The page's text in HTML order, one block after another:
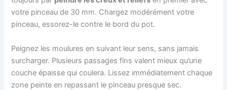
votre pinceau de 30 mm. Chargez modérément votre
pinceau, essorez-le contre le bord du pot.
Peignez les moulures en suivant leur sens, sans jamais
surcharger. Plusieurs passages fins valent mieux qu’une
couche épaisse qui coulera. Lissez immédiatement chaque
zone peinte en repassant le pinceau presque sec.